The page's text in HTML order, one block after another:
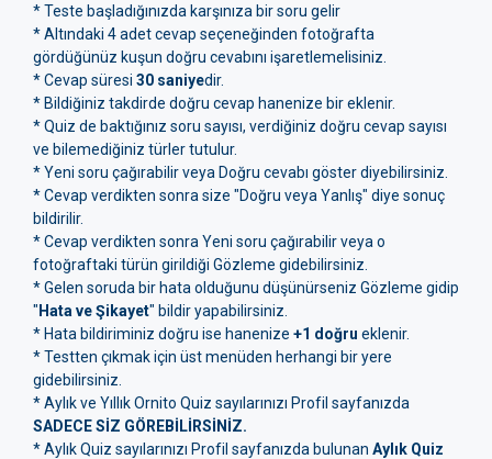
* Teste başladığınızda karşınıza bir soru gelir
* Altındaki 4 adet cevap seçeneğinden fotoğrafta
gördüğünüz kuşun doğru cevabını işaretlemelisiniz.
* Cevap süresi 30 saniyedir.
* Bildiğiniz takdirde doğru cevap hanenize bir eklenir.
* Quiz de baktığınız soru sayısı, verdiğiniz doğru cevap sayısı
ve bilemediğiniz türler tutulur.
* Yeni soru çağırabilir veya Doğru cevabı göster diyebilirsiniz.
* Cevap verdikten sonra size "Doğru veya Yanlış" diye sonuç
bildirilir.
* Cevap verdikten sonra Yeni soru çağırabilir veya o
fotoğraftaki türün girildiği Gözleme gidebilirsiniz.
* Gelen soruda bir hata olduğunu düşünürseniz Gözleme gidip
" Hata ve Şikayet" bildir yapabilirsiniz.
* Hata bildiriminiz doğru ise hanenize +1 doğru eklenir.
* Testten çıkmak için üst menüden herhangi bir yere
gidebilirsiniz.
* Aylık ve Yıllık Ornito Quiz sayılarınızı Profil sayfanızda
SADECE SİZ GÖREBİLİRSİNİZ.
* Aylık Quiz sayılarınızı Profil sayfanızda bulunan Aylık Quiz